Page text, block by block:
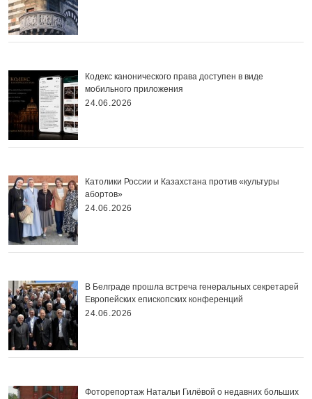
Кодекс канонического права доступен в виде
мобильного приложения
24.06.2026
Католики России и Казахстана против «культуры
абортов»
24.06.2026
В Белграде прошла встреча генеральных секретарей
Европейских епископских конференций
24.06.2026
Фоторепортаж Натальи Гилёвой о недавних больших